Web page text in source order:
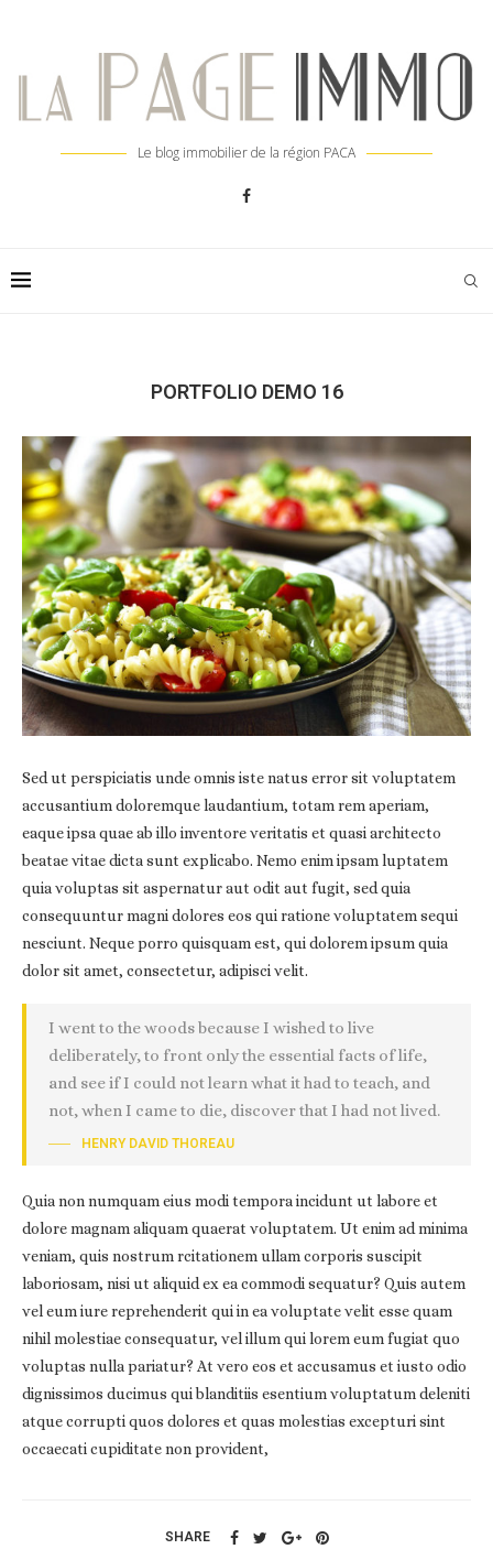
Le blog immobilier de la région PACA
PORTFOLIO DEMO 16
Sed ut perspiciatis unde omnis iste natus error sit voluptatem
accusantium doloremque laudantium, totam rem aperiam,
eaque ipsa quae ab illo inventore veritatis et quasi architecto
beatae vitae dicta sunt explicabo. Nemo enim ipsam luptatem
quia voluptas sit aspernatur aut odit aut fugit, sed quia
consequuntur magni dolores eos qui ratione voluptatem sequi
nesciunt. Neque porro quisquam est, qui dolorem ipsum quia
dolor sit amet, consectetur, adipisci velit.
I went to the woods because I wished to live
deliberately, to front only the essential facts of life,
and see if I could not learn what it had to teach, and
not, when I came to die, discover that I had not lived.
HENRY DAVID THOREAU
Quia non numquam eius modi tempora incidunt ut labore et
dolore magnam aliquam quaerat voluptatem. Ut enim ad minima
veniam, quis nostrum rcitationem ullam corporis suscipit
laboriosam, nisi ut aliquid ex ea commodi sequatur? Quis autem
vel eum iure reprehenderit qui in ea voluptate velit esse quam
nihil molestiae consequatur, vel illum qui lorem eum fugiat quo
voluptas nulla pariatur? At vero eos et accusamus et iusto odio
dignissimos ducimus qui blanditiis esentium voluptatum deleniti
atque corrupti quos dolores et quas molestias excepturi sint
occaecati cupiditate non provident,
SHARE